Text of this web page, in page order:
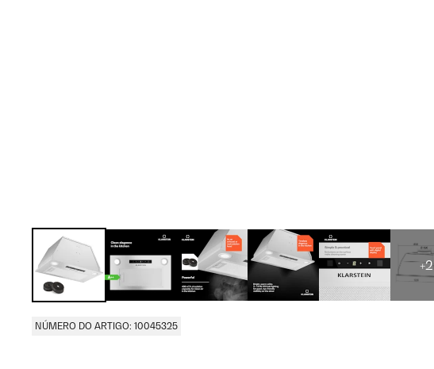
+2
NÚMERO DO ARTIGO: 10045325